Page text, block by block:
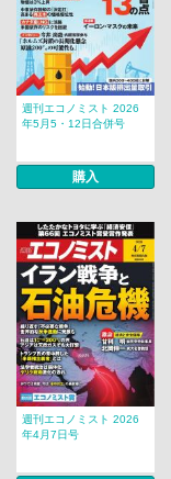
週刊エコノミスト 2026
年5月5・12日合併号
購入
週刊エコノミスト 2026
年4月7日号